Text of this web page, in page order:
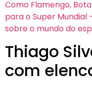
Como Flamengo,
para o Super Mundial
sobre o mundo do
Thiago
com